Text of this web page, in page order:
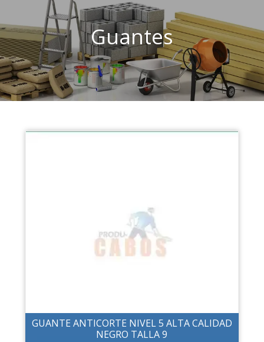
Guantes
GUANTE ANTICORTE NIVEL 5 ALTA CALIDAD
NEGRO TALLA 9